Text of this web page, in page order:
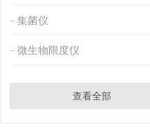
集菌仪
微生物限度仪
查看全部